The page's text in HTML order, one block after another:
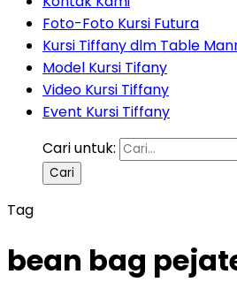
Foto-Foto Kursi Futura
Kursi Tiffany dlm Table
Model Kursi Tifany
Video Kursi Tiffany
Event Kursi Tiffany
Cari untuk:
Tag
bean bag